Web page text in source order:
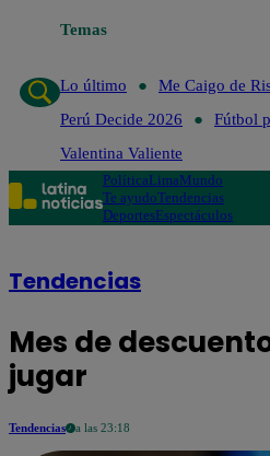
Temas
Lo último
Me Caigo de
Perú Decide 2026
Fútbol
Valentina Valiente
PolíticaLimaMundo
Te ayudoTendencias
DeportesEspectáculos
Tendencias
Mes de
jugar
Tendencias a las 23:18